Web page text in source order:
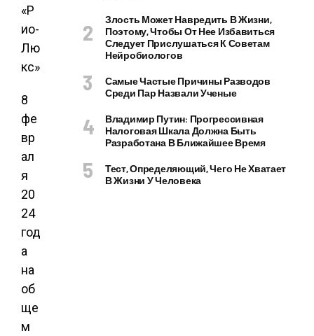
«Р
ио-
Лю
кс»
8
фе
вр
ал
я
20
24
год
а
на
об
ще
м
Злость Может Навредить В Жизни,
Поэтому, Чтобы От Нее Избавиться
Следует Прислушаться К Советам
Нейробиологов
Самые Частые Причины Разводов
Среди Пар Назвали Ученые
Владимир Путин: Прогрессивная
Налоговая Шкала Должна Быть
Разработана В Ближайшее Время
Тест, Определяющий, Чего Не Хватает
В Жизни У Человека